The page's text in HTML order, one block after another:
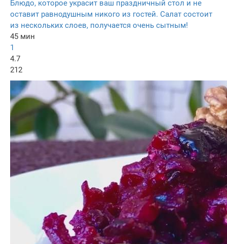
Блюдо, которое украсит ваш праздничный стол и не
оставит равнодушным никого из гостей. Салат состоит
из нескольких слоев, получается очень сытным!
45 мин
1
4.7
212